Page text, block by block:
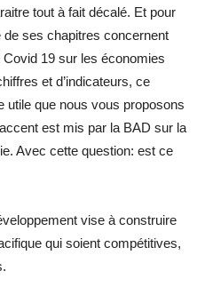
tout à fait décalé. Et pour
de ses chapitres concernent
Covid 19 sur les économies
et d’indicateurs, ce
utile que nous vous proposons
est mis par la BAD sur la
Avec cette question: est ce
vise à construire
qui soient compétitives,